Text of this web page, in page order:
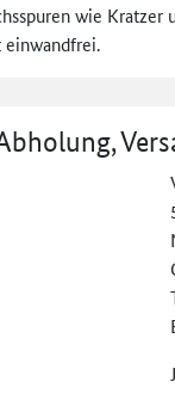
wie
einwandfrei.